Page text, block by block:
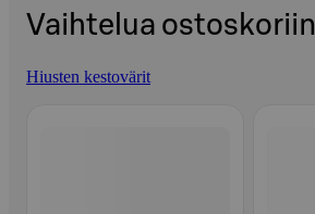
Vaihtelua ostoskoriin
Hiusten kestovärit